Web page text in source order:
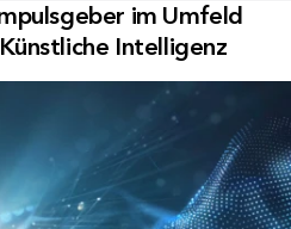
im Umfeld
Intelligenz